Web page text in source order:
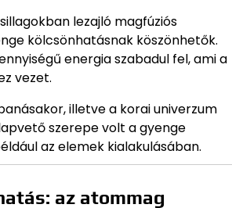
lezajló magfúziós
kölcsönhatásnak köszönhetők.
energia szabadul fel, ami a
vezet.
illetve a korai univerzum
szerepe volt a gyenge
az elemek kialakulásában.
az atommag